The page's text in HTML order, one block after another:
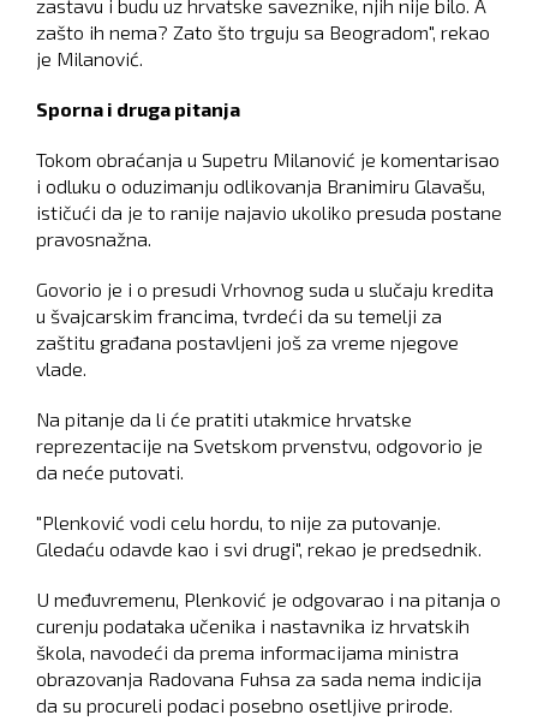
zastavu i budu uz hrvatske saveznike, njih nije bilo. A
zašto ih nema? Zato što trguju sa Beogradom", rekao
je Milanović.
Sporna i druga pitanja
Tokom obraćanja u Supetru Milanović je komentarisao
i odluku o oduzimanju odlikovanja Branimiru Glavašu,
ističući da je to ranije najavio ukoliko presuda postane
pravosnažna.
Govorio je i o presudi Vrhovnog suda u slučaju kredita
u švajcarskim francima, tvrdeći da su temelji za
zaštitu građana postavljeni još za vreme njegove
vlade.
Na pitanje da li će pratiti utakmice hrvatske
reprezentacije na Svetskom prvenstvu, odgovorio je
da neće putovati.
"Plenković vodi celu hordu, to nije za putovanje.
Gledaću odavde kao i svi drugi", rekao je predsednik.
U međuvremenu, Plenković je odgovarao i na pitanja o
curenju podataka učenika i nastavnika iz hrvatskih
škola, navodeći da prema informacijama ministra
obrazovanja Radovana Fuhsa za sada nema indicija
da su procureli podaci posebno osetljive prirode.